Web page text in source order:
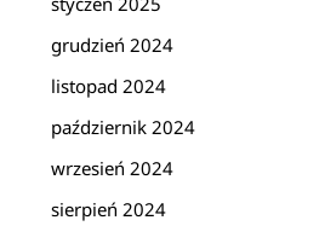
grudzień 2024
listopad 2024
październik 2024
wrzesień 2024
sierpień 2024